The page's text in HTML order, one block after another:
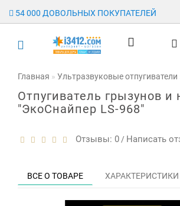
54 000 ДОВОЛЬНЫХ ПОКУПАТЕЛЕЙ
Главная Ультразвуковые отпугиватели
Отпугиватель грызунов
"ЭкоСнайпер LS-968"
Отзывы: 0 / Написать
ВСЕ О ТОВАРЕ ХАРАКТЕРИСТИКИ